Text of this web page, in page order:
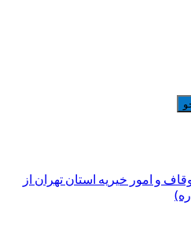
و امور خیریه استان تهران از